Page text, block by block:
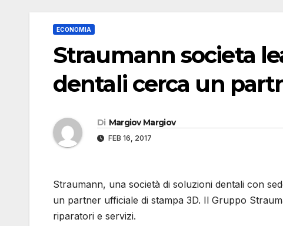
ECONOMIA
Straumann societa
dentali cerca un
Di Margiov Margiov
FEB 16, 2017
Straumann, una società di soluzioni dentali con
un partner ufficiale di stampa 3D. Il Gruppo
riparatori e servizi.